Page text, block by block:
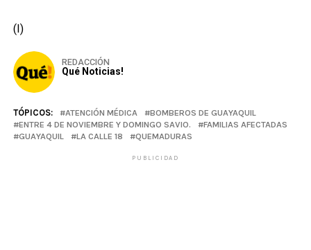
(I)
REDACCIÓN
Qué Noticias!
TÓPICOS: ATENCIÓN MÉDICA
BOMBEROS DE GUAYAQUIL
ENTRE 4 DE NOVIEMBRE Y DOMINGO SAVIO.
FAMILIAS AFECTADAS
GUAYAQUIL
LA CALLE 18 QUEMADURAS
PUBLICIDAD